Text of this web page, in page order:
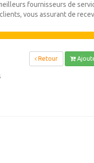
fournisseurs de
vous assurant de
Retour